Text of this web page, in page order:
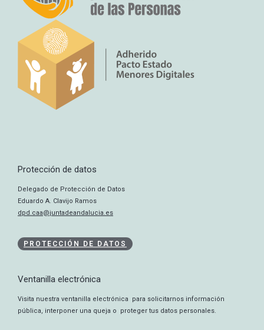
Protección de datos
Delegado de Protección de Datos
Eduardo A. Clavijo Ramos
dpd.caa@juntadeandalucia.es
PROTECCIÓN DE DATOS
Ventanilla electrónica
Visita nuestra ventanilla electrónica para solicitarnos información
pública, interponer una queja o proteger tus datos personales.